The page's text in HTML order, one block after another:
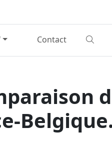
Contact